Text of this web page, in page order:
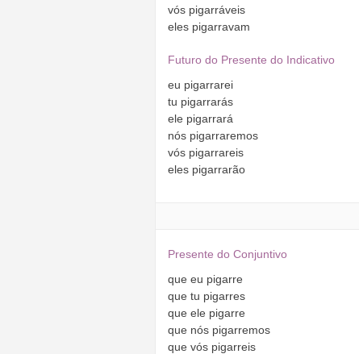
vós pigarráveis
eles pigarravam
Futuro do Presente do Indicativo
eu pigarrarei
tu pigarrarás
ele pigarrará
nós pigarraremos
vós pigarrareis
eles pigarrarão
Presente do Conjuntivo
que eu pigarre
que tu pigarres
que ele pigarre
que nós pigarremos
que vós pigarreis